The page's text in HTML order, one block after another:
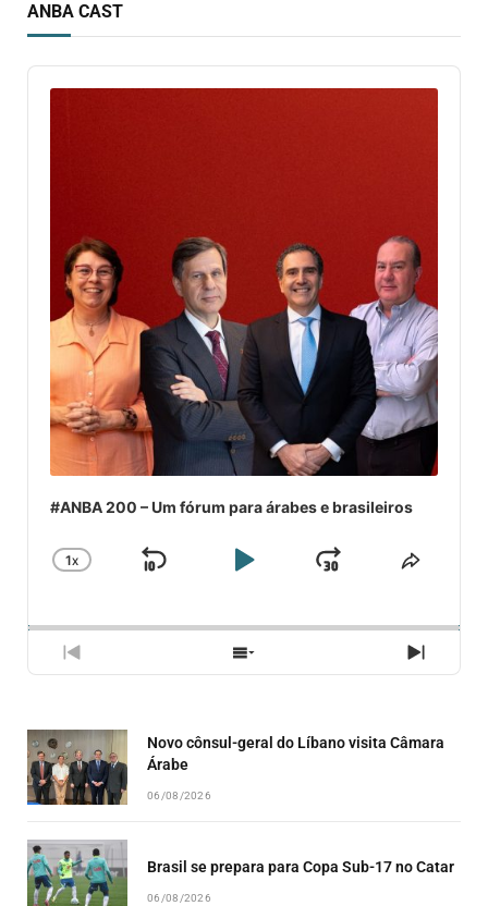
ANBA CAST
Audio
Player
#ANBA 200 – Um fórum para árabes e brasileiros
CHANGE
1X
SKIP
PLAYJUMP
PREVIOUS
EPISODE
SHOW
EPISODES
NEXT
Novo cônsul-geral do Líbano visita Câmara
Árabe
06/08/2026
Brasil se prepara para Copa Sub-17 no Catar
06/08/2026